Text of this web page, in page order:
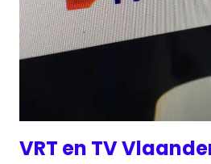
VRT en TV